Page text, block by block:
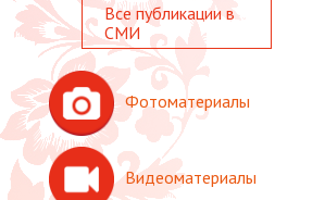
Все публикации в
СМИ
Фотоматериалы
Видеоматериалы